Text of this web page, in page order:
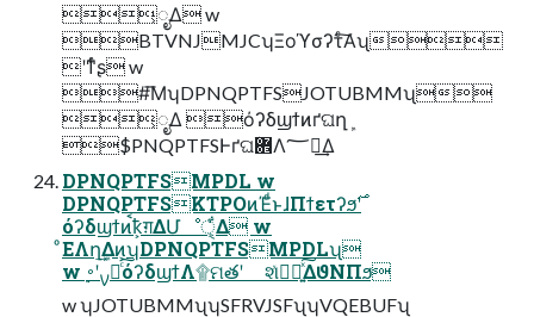
͕ೖΔ w
BTVNJMJCʮΞοϓσʔτͨ͠Αʯ
ʹͳͬͨʂ w
#͞ΜʮDPNQPTFSJOTUBMMʯ
͕ೖΔ όʔδϣϯͷґଘղܾ
$PNQPTFSͰґଘؔ܎Λ؅ཧ͢Δ
DPNQPTFSMPDL w
DPNQPTFSKTPOͷΈͩͱɺΠϯετʔϧ࣌ʹ
όʔδϣϯͷࠩҟ͕ग़ΔՄೳੑ͕͋Δ w
ͦΕΛղܾ͢Δͷ͕ʮDPNQPTFSMPDLʯ
w ࣮ࡍʹ࠾༻ͨ͠όʔδϣϯΛ۩ମతʹ શͯཏྻ͍ͯ͠ΔϑΝΠϧ
w ʮJOTUBMMʯʮSFRVJSFʯʮVQEBUFʯ